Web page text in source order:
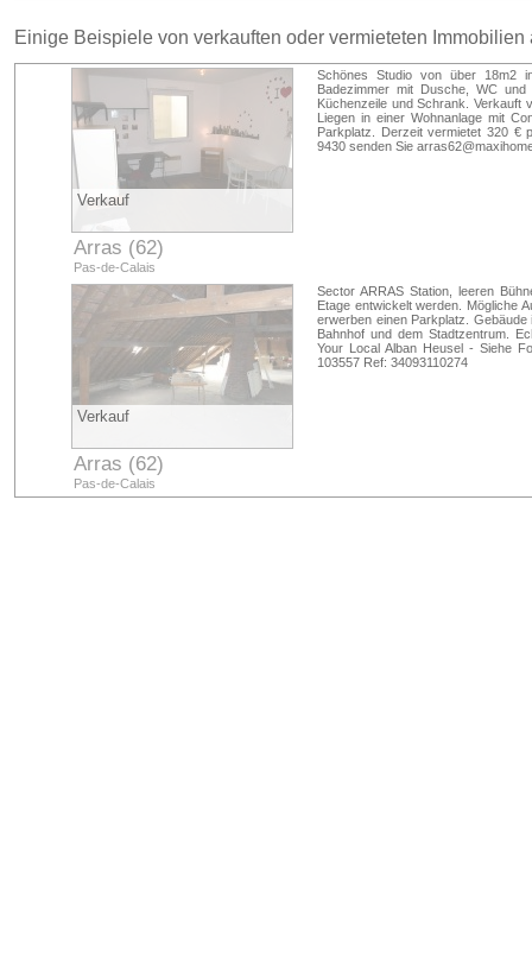
Einige Beispiele von verkauften oder vermieteten
Verkauf
Arras (62)
Pas-de-Calais
Schönes Studio von über 18m2
Badezimmer mit Dusche, WC
Küchenzeile und Schrank. Verkauft
Liegen in einer Wohnanlage mit
Parkplatz. Derzeit vermietet 320 €
9430 senden Sie
Verkauf
Arras (62)
Pas-de-Calais
Sector ARRAS Station, leeren
Etage entwickelt werden. Mögliche
erwerben einen Parkplatz.
Bahnhof und dem Stadtzentrum.
Your Local Alban Heusel - Siehe
103557 Ref: 34093110274